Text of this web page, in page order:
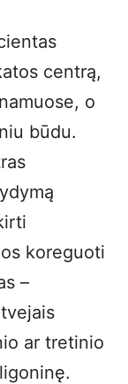
centrą,
o
būdu.
koreguoti
–
ar tretinio